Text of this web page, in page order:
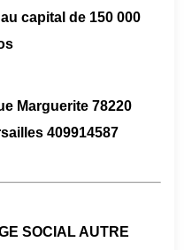
capital de 150 000
Marguerite 78220
409914587
SOCIAL AUTRE